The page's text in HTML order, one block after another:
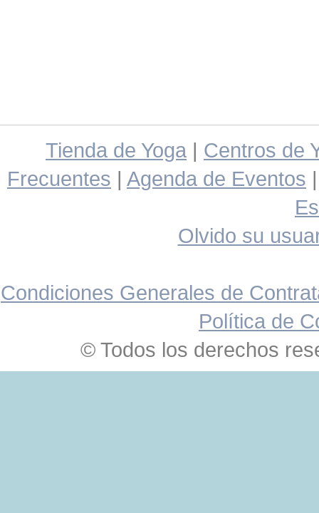
Tienda de Yoga | Centros de
Frecuentes | Agenda de Eventos
Olvido su
Condiciones Generales de
Política de
© Todos los derechos